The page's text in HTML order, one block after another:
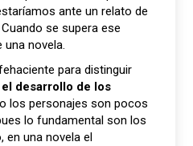
ante un relato de
se supera ese
una novela.
para distinguir
el desarrollo de los
los personajes son pocos
lo fundamental son los
en una novela el